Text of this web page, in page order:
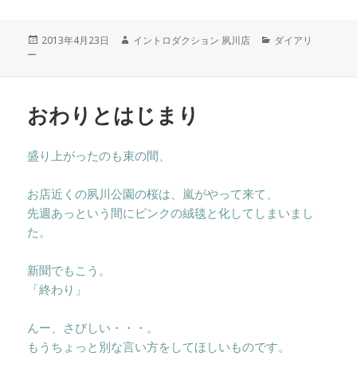
e
o
o
k
er
投
2013年4月23日
作
イントロダクション 夙川店
カ
ダイアリ
ー
おわりとはじまり
盛り上がったのも束の間、
お店近くの夙川公園の桜は、嵐がやって来て、
先週あっという間にピンクの絨毯と化してしまいまし
た。
新聞でもこう。
「終わり」
んー、さびしい・・・。
もうちょっと別な言い方をしてほしいものです。